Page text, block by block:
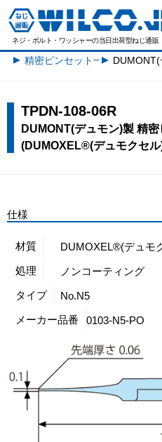
ネジ・ボルト・ワッシャーの当日出荷型ねじ通販
精密ピンセット一覧
TPDN-108-06R
DUMONT(デュモン)製 精
(DUMOXEL®(デュモクセ
仕様
材質
DUMOXEL®(デュモ
処理
ノンコーティング
タイプ
No.N5
メーカー品番
0103-N5-PO